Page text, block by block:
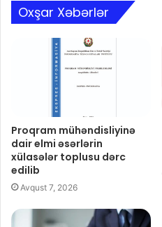
Oxşar Xəbərlər
Proqram mühəndisliyinə
dair elmi əsərlərin
xülasələr toplusu dərc
edilib
Avqust 7, 2026